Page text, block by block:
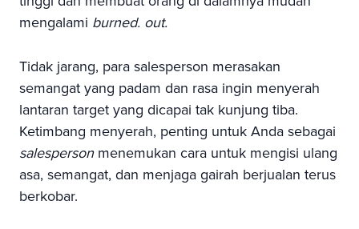
mengalami burned. out.
Tidak jarang, para salesperson merasakan
semangat yang padam dan rasa ingin menyerah
lantaran target yang dicapai tak kunjung tiba.
Ketimbang menyerah, penting untuk Anda sebagai
salespersonmenemukan cara untuk mengisi ulang
asa, semangat, dan menjaga gairah berjualan terus
berkobar.